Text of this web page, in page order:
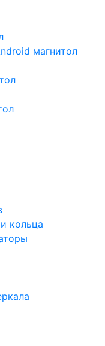
магнитол
кольца